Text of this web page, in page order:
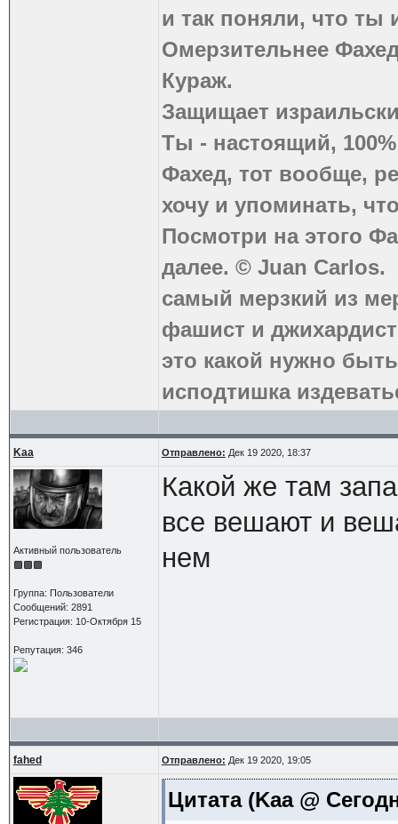
и так поняли, что ты
Омерзительнее
Кураж.
Защищает
Ты - настоящий,
Фахед, тот вообще,
хочу и упоминать,
Посмотри на этого
далее. © Juan Carlos.
самый мерзкий из
фашист и
это какой нужно
исподтишка
Kaa Отправлено: Дек 19 2020, 18:37
Активный пользователь
Группа: Пользователи
Сообщений: 2891
Регистрация: 10-Октября 15
Репутация: 346
Какой же там
все вешают и
нем
fahed Отправлено: Дек 19 2020, 19:05
Цитата(Kaa @